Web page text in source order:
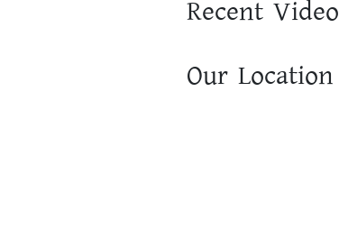
Recent Video
Our Location